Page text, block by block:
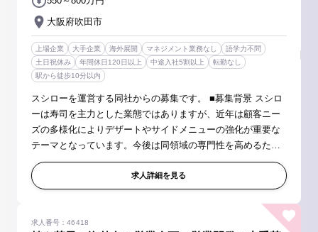
大阪府吹田市
上場企業 大手企業 海外展開 マネジメント業務なし
語学力不問
土日祝休み
年間休日120日以上 中途入社5割以上
転勤なし
駅から徒歩10分以内
スシローを運営する同社からの募集です。 ■募集背景 スシロ
ーは寿司を主力とした業態ではありますが、近年は顧客ニー
ズの多様化によりデザートやサイドメニューの強化が重要な
テーマとなっています。今後は同領域の専門性を高めるた
め、専任の調達人材を新たに配置したいと考えています。新
規メーカーや商材の発掘、...求人詳細を見る
求人番号：46418